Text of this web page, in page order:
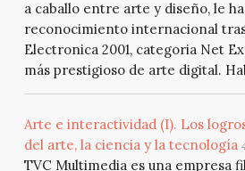
a caballo entre arte y diseño, le
reconocimiento internacional
Electronica 2001, categoria Net
más prestigioso de arte digital.
Arte e interactividad (I). Los
del arte, la ciencia y la tecnología
TVC Multimedia es una empresa